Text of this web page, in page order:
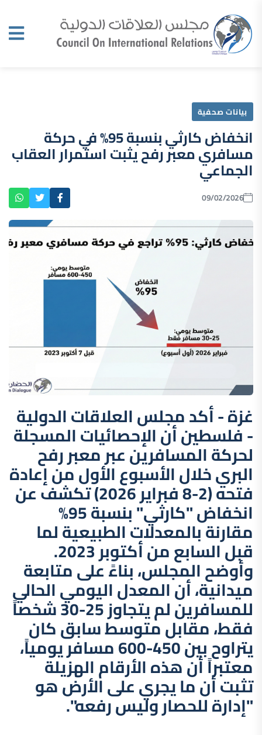
بيانات صحفية
انخفاض كارثي بنسبة 95% في حركة
مسافري معبر رفح يثبت استمرار العقاب
الجماعي
09/02/2026
غزة - أكد مجلس العلاقات الدولية
- فلسطين أن الإحصائيات المسجلة
لحركة المسافرين عبر معبر رفح
البري خلال الأسبوع الأول من إعادة
فتحه (2-8 فبراير 2026) تكشف عن
انخفاض "كارثي" بنسبة 95%
مقارنة بالمعدلات الطبيعية لما
قبل السابع من أكتوبر 2023.
وأوضح المجلس، بناءً على متابعة
ميدانية، أن المعدل اليومي الحالي
للمسافرين لم يتجاوز 25-30 شخصاً
فقط، مقابل متوسط سابق كان
يتراوح بين 450-600 مسافر يومياً،
معتبراً أن هذه الأرقام الهزيلة
تثبت أن ما يجري على الأرض هو
"إدارة للحصار وليس رفعه".